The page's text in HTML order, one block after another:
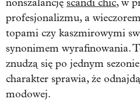
nonszalancję scandi chic, w
profesjonalizmu, a
topami czy kaszmirowymi
synonimem wyrafinowania.
znudzą się po jednym
charakter sprawia, że
modowej.